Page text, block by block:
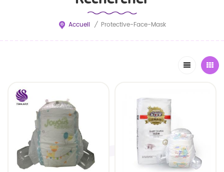
Accueil / Protective-Face-Mask